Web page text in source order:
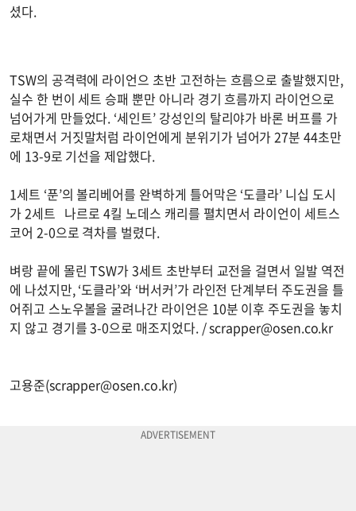
셨다.
TSW의 공격력에 라이언으 초반 고전하는 흐름으로 출발했지만,
실수 한 번이 세트 승패 뿐만 아니라 경기 흐름까지 라이언으로
넘어가게 만들었다. ‘세인트’ 강성인의 탈리야가 바론 버프를 가
로채면서 거짓말처럼 라이언에게 분위기가 넘어가 27분 44초만
에 13-9로 기선을 제압했다.
1세트 ‘푼’의 볼리베어를 완벽하게 틀어막은 ‘도클라’ 니십 도시
가 2세트 나르로 4킬 노데스 캐리를 펼치면서 라이언이 세트스
코어 2-0으로 격차를 벌렸다.
벼랑 끝에 몰린 TSW가 3세트 초반부터 교전을 걸면서 일발 역전
에 나섰지만, ‘도클라’와 ‘버서커’가 라인전 단계부터 주도권을 틀
어쥐고 스노우볼을 굴려나간 라이언은 10분 이후 주도권을 놓치
지 않고 경기를 3-0으로 매조지었다. /scrapper@osen.co.kr
고용준(scrapper@osen.co.kr)